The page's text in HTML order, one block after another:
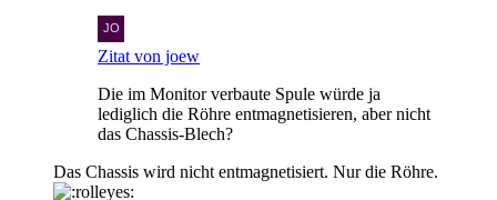
Zitat von joew
Die im Monitor verbaute Spule würde ja
lediglich die Röhre entmagnetisieren, aber nicht
das Chassis-Blech?
Das Chassis wird nicht entmagnetisiert. Nur die Röhre.